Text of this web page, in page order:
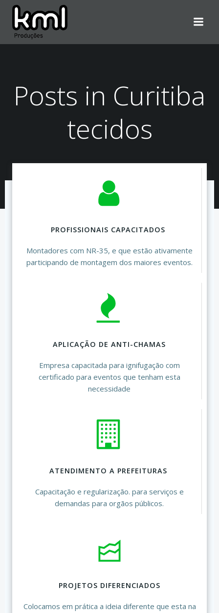
Posts in Curitiba
tecidos
PROFISSIONAIS CAPACITADOS
Montadores com NR-35, e que estão ativamente
participando de montagem dos maiores eventos.
APLICAÇÃO DE ANTI-CHAMAS
Empresa capacitada para ignifugação com
certificado para eventos que tenham esta
necessidade
ATENDIMENTO A PREFEITURAS
Capacitação e regularização. para serviços e
demandas para orgãos públicos.
PROJETOS DIFERENCIADOS
Colocamos em prática a ideia diferente que esta na